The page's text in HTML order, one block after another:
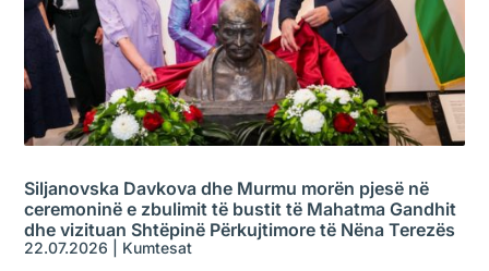
Siljanovska Davkova dhe Murmu morën pjesë në
ceremoninë e zbulimit të bustit të Mahatma Gandhit
dhe vizituan Shtëpinë Përkujtimore të Nëna Terezës
22.07.2026 Kumtesat